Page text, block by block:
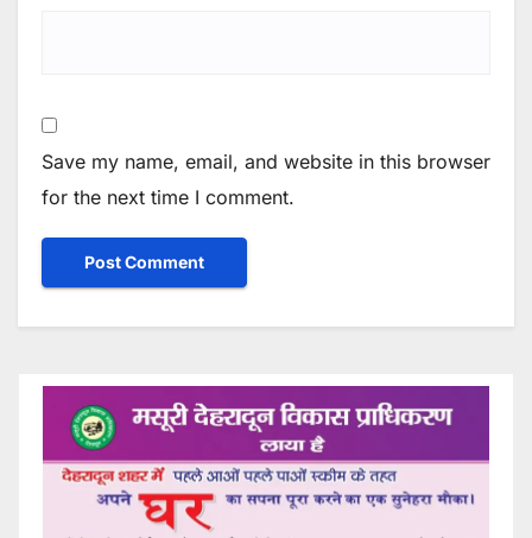
Save my name, email, and website in this browser
for the next time I comment.